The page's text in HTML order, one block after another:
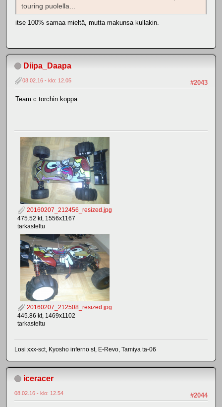
touring puolella...
itse 100% samaa mieltä, mutta makunsa kullakin.
Diipa_Daapa
#2043
08.02.16 - klo: 12.05
Team c torchin koppa
20160207_212456_resized.jpg
475.52 kt, 1556x1167
tarkasteltu
20160207_212508_resized.jpg
445.86 kt, 1469x1102
tarkasteltu
Losi xxx-sct, Kyosho inferno st, E-Revo, Tamiya ta-06
iceracer
#2044
08.02.16 - klo: 12.54